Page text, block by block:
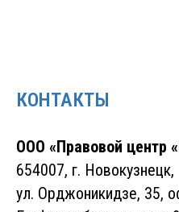
КОНТАКТЫ
ООО «Правовой центр
654007, г. Новокузнецк,
ул. Орджоникидзе, 35,